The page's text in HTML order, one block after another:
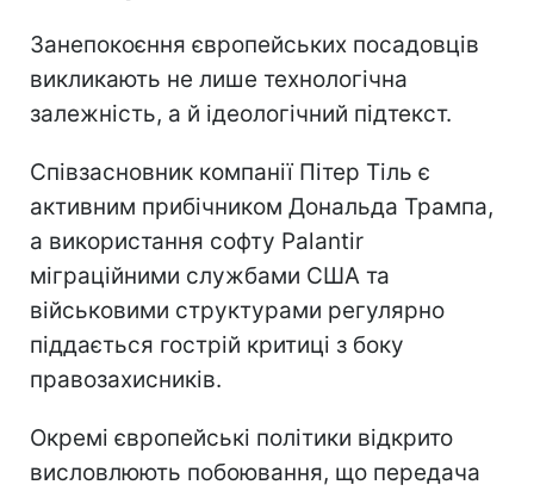
Занепокоєння європейських посадовців
викликають не лише технологічна
залежність, а й ідеологічний підтекст.
Співзасновник компанії Пітер Тіль є
активним прибічником Дональда Трампа,
а використання софту Palantir
міграційними службами США та
військовими структурами регулярно
піддається гострій критиці з боку
правозахисників.
Окремі європейські політики відкрито
висловлюють побоювання, що передача